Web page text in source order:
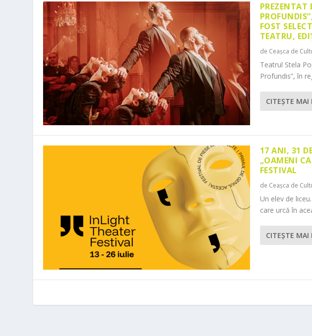
PREZENTAT
FOST
TEATRU,
de Ceașca de
Teatrul Stela
Profundis”, în
CITEŞTE MAI
17 ANI, 31
„OAMENI
FESTIVAL
de Ceașca de
Un elev de
care urcă în
CITEŞTE MAI